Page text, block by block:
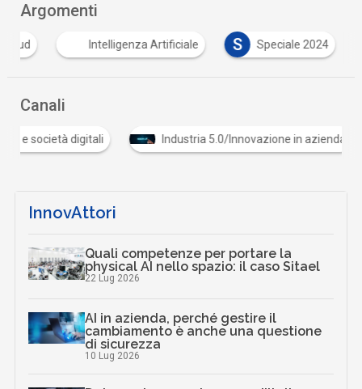
Argomenti
cloud Intelligenza Artificiale S Speciale 2024
Canali
e società digitali Industria 5.0/Innovazione in azienda
InnovAttori
Quali competenze per portare la
physical AI nello spazio: il caso Sitael
22 Lug 2026
AI in azienda, perché gestire il
cambiamento è anche una questione
di sicurezza
10 Lug 2026